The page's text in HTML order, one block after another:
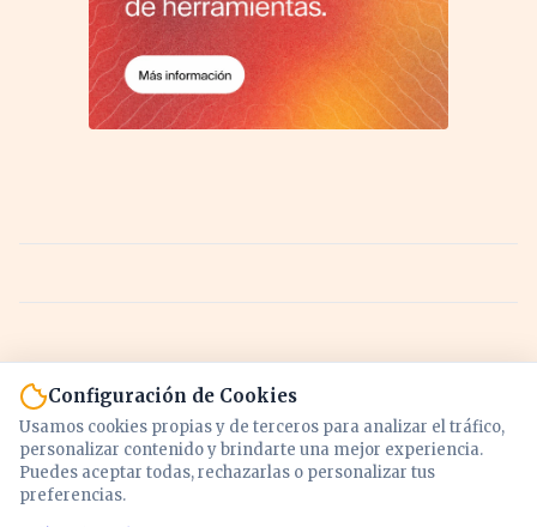
Configuración de Cookies
Usamos cookies propias y de terceros para analizar el tráfico,
personalizar contenido y brindarte una mejor experiencia.
Puedes aceptar todas, rechazarlas o personalizar tus
preferencias.